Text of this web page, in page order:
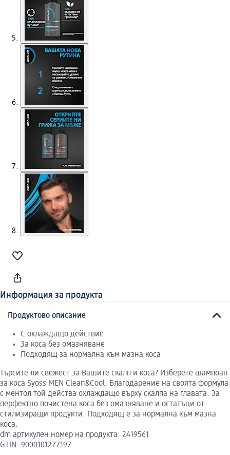
Информация за продукта
Продуктово описание
С охлаждащо действие
За коса без омазняване
Подходящ за нормална към мазна коса
Търсите ли свежест за Вашите скалп и коса? Изберете шампоан
за коса Syoss MEN Clean&Cool. Благодарение на своята формула
с ментол той действа охлаждащо върху скалпа на главата. За
перфектно почистена коса без омазняване и остатъци от
стилизиращи продукти. Подходящ е за нормална към мазна
коса.
dm артикулен номер на продукта: 2419561
GTIN: 9000101277197